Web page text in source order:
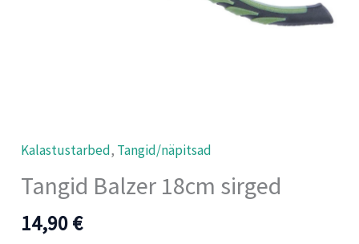
Kalastustarbed, Tangid/näpitsad
Tangid Balzer 18cm sirged
14,90€